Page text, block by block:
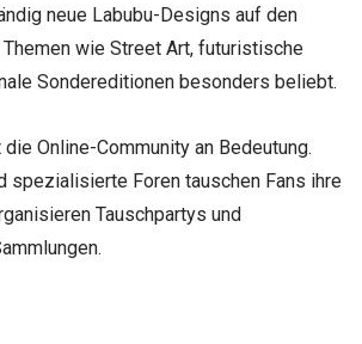
neue Labubu-Designs auf den
wie Street Art, futuristische
Sondereditionen besonders beliebt.
Online-Community an Bedeutung.
spezialisierte Foren tauschen Fans ihre
Tauschpartys und